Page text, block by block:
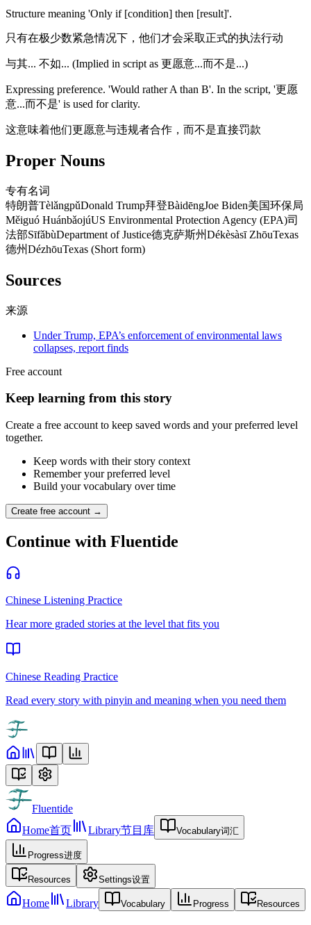
Structure meaning 'Only if [condition] then [result]'.
只有在极少数紧急情况下，他们才会采取正式的执法行动
与其... 不如... (Implied in script as 更愿意...而不是...)
Expressing preference. 'Would rather A than B'. In the script, '更愿
意...而不是' is used for clarity.
这意味着他们更愿意与违规者合作，而不是直接罚款
Proper Nouns
专有名词
特朗普TèlǎngpǔDonald Trump拜登BàidēngJoe Biden美国环保局
Měiguó HuánbǎojúUS Environmental Protection Agency (EPA)司
法部SīfǎbùDepartment of Justice德克萨斯州Dékèsàsī ZhōuTexas
德州DézhōuTexas (Short form)
Sources
来源
Under Trump, EPA’s enforcement of environmental laws
collapses, report finds
Free account
Keep learning from this story
Create a free account to keep saved words and your preferred level
together.
Keep words with their story context
Remember your preferred level
Build your vocabulary over time
Create free account →
Continue with Fluentide
Chinese Listening Practice
Hear more graded stories at the level that fits you
Chinese Reading Practice
Read every story with pinyin and meaning when you need them
Fluentide
Home首页 Library节目库 Vocabulary词汇
Progress进度
Resources Settings设置
Home Library Vocabulary Progress Resources